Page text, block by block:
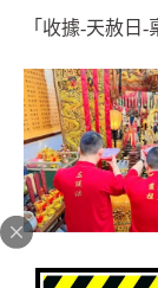
「收據-天赦日